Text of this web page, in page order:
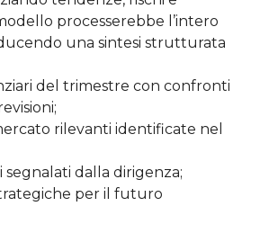
processerebbe l’intero
una sintesi strutturata
del trimestre con confronti
rilevanti identificate nel
segnalati dalla dirigenza;
per il futuro